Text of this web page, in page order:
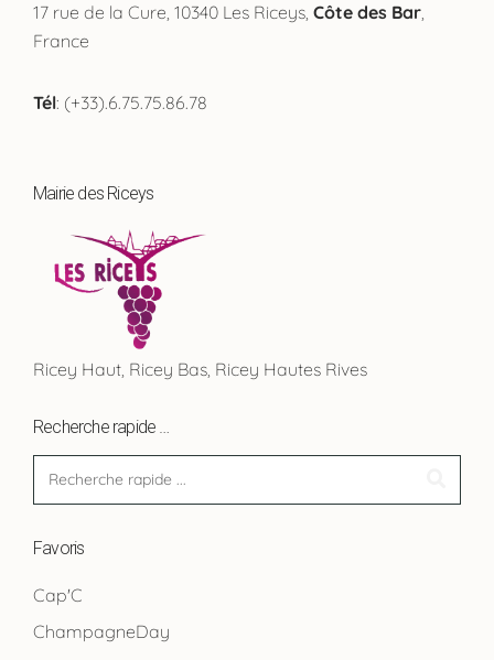
17 rue de la Cure, 10340 Les Riceys, Côte des Bar,
France
Tél: (+33).6.75.75.86.78
Mairie des Riceys
Ricey Haut, Ricey Bas, Ricey Hautes Rives
Recherche rapide …
Favoris
Cap'C
ChampagneDay